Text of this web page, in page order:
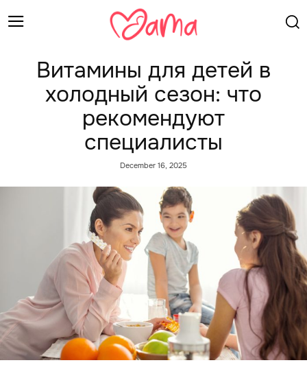
Витамины для детей в
холодный сезон: что
рекомендуют
специалисты
December 16, 2025